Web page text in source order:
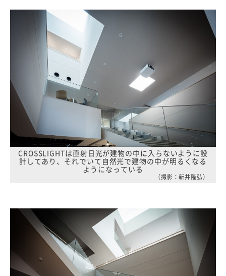
CROSSLIGHTは直射日光が建物の中に入らないように設
計してあり、それでいて自然光で建物の中が明るくなる
ようになっている
（撮影：新井隆弘）